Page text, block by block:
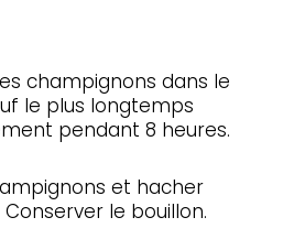
champignons dans le
le plus longtemps
pendant 8 heures.
et hacher
le bouillon.